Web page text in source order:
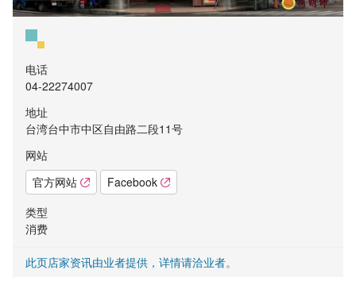
电话
04-22274007
地址
台湾台中市中区自由路二段11号
网站
官方网站
Facebook
类型
消费
此页店家资讯由业者提供，详情请洽业者。